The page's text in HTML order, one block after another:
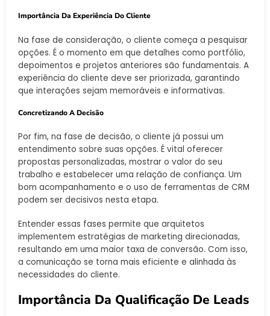
Importância Da Experiência Do Cliente
Na fase de consideração, o cliente começa a pesquisar
opções. É o momento em que detalhes como portfólio,
depoimentos e projetos anteriores são fundamentais. A
experiência do cliente deve ser priorizada, garantindo
que interações sejam memoráveis e informativas.
Concretizando A Decisão
Por fim, na fase de decisão, o cliente já possui um
entendimento sobre suas opções. É vital oferecer
propostas personalizadas, mostrar o valor do seu
trabalho e estabelecer uma relação de confiança. Um
bom acompanhamento e o uso de ferramentas de CRM
podem ser decisivos nesta etapa.
Entender essas fases permite que arquitetos
implementem estratégias de marketing direcionadas,
resultando em uma maior taxa de conversão. Com isso,
a comunicação se torna mais eficiente e alinhada às
necessidades do cliente.
Importância Da Qualificação De Leads